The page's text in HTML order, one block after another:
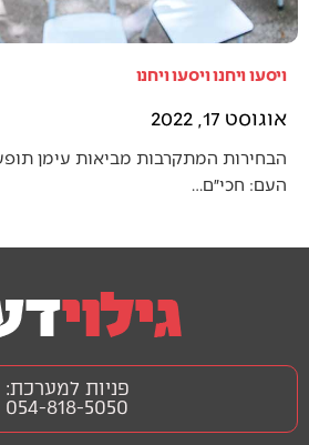
ויסעו ויחנו ויסעו ויחנו
אוגוסט 17, 2022
הבחירות המתקרבות מביאות עימן
העם: חכי״ם…
פניות למערכת:
054-818-5050